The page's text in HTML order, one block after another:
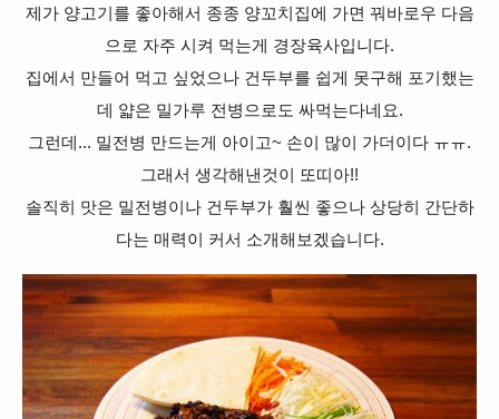
제가 양고기를 좋아해서 종종 양꼬치집에 가면 꿔바로우 다음
으로 자주 시켜 먹는게 경장육사입니다.
집에서 만들어 먹고 싶었으나 건두부를 쉽게 못구해 포기했는
데 얇은 밀가루 전병으로도 싸먹는다네요.
그런데... 밀전병 만드는게 아이고~ 손이 많이 가더이다 ㅠㅠ.
그래서 생각해낸것이 또띠아!!
솔직히 맛은 밀전병이나 건두부가 훨씬 좋으나 상당히 간단하
다는 매력이 커서 소개해보겠습니다.